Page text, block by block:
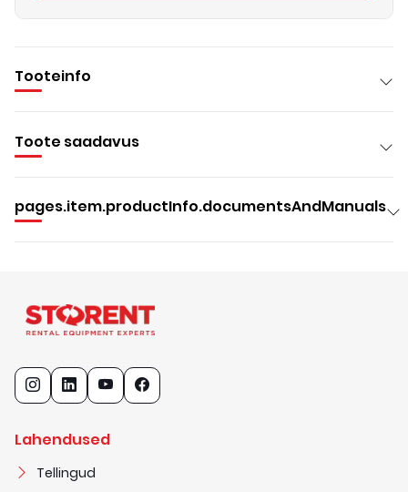
Tooteinfo
Toote saadavus
pages.item.productInfo.documentsAndManuals
Lahendused
Tellingud